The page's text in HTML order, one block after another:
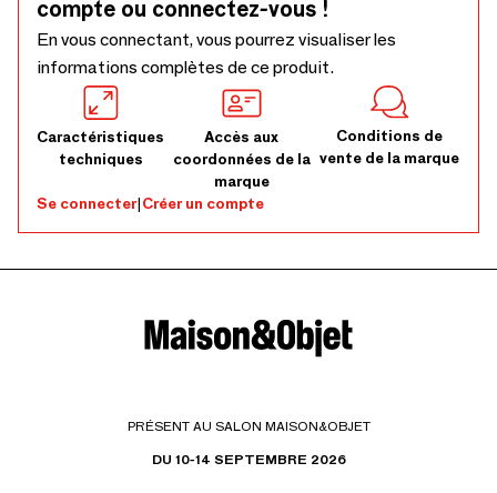
compte ou connectez-vous !
En vous connectant, vous pourrez visualiser les
informations complètes de ce produit.
Caractéristiques
techniques
Accès aux
coordonnées de la
marque
Conditions de
vente de la marque
Se connecter|Créer un compte
PRÉSENT AU SALON MAISON&OBJET
DU 10-14 SEPTEMBRE 2026